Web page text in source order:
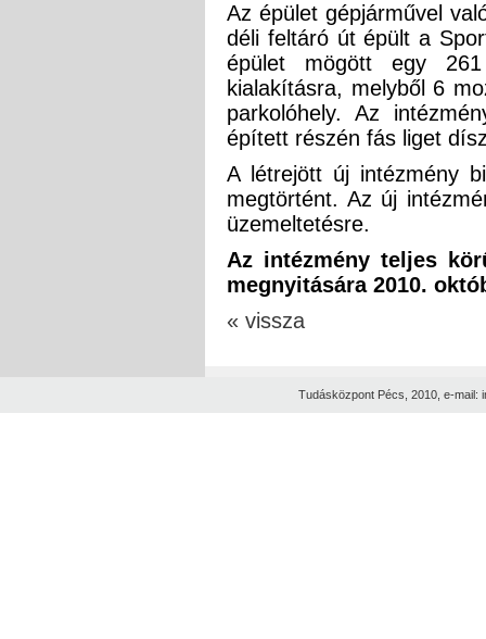
Az épület gépjárművel
déli feltáró út épült a
épület mögött egy
kialakításra, melyből 6
parkolóhely. Az
épített részén fás liget
A létrejött új intézmény
megtörtént. Az új
üzemeltetésre.
Az intézmény teljes
megnyitására 2010.
« vissza
Tudásközpont Pécs, 2010, e-mail: